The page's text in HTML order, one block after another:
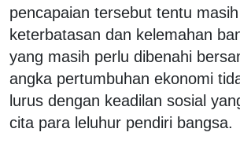
pencapaian tersebut tentu
keterbatasan dan kelemahan
yang masih perlu dibenahi
angka pertumbuhan ekonomi
lurus dengan keadilan sosial
cita para leluhur pendiri bangsa.